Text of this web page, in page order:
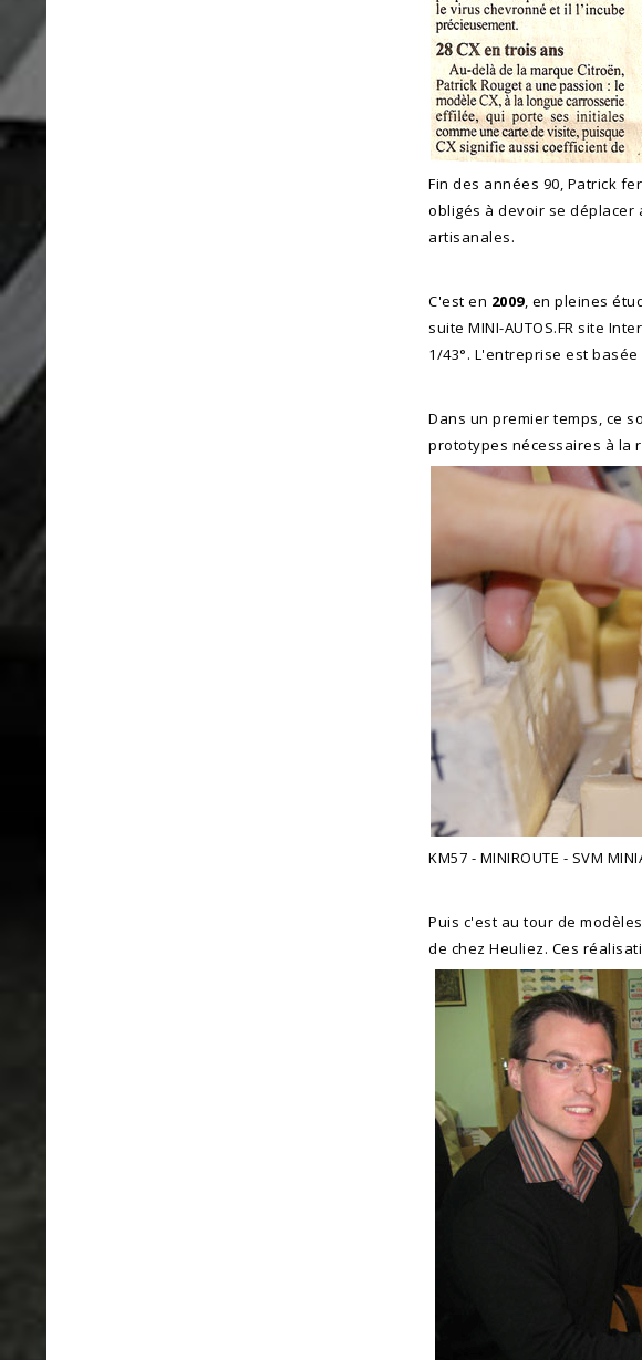
Fin des années 90, Patrick
obligés à devoir se déplacer
artisanales.
C'est en 2009, en pleines
suite MINI-AUTOS.FR site
1/43°. L'entreprise est basée
Dans un premier temps, ce
prototypes nécessaires à la
KM57 - MINIROUTE - SVM
Puis c'est au tour de
de chez Heuliez. Ces